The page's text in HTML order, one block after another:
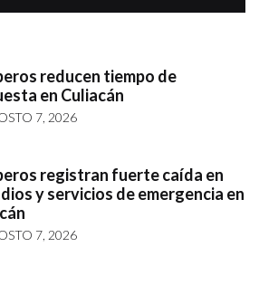
reducen tiempo de
en Culiacán
7, 2026
registran fuerte caída en
y servicios de emergencia en
7, 2026